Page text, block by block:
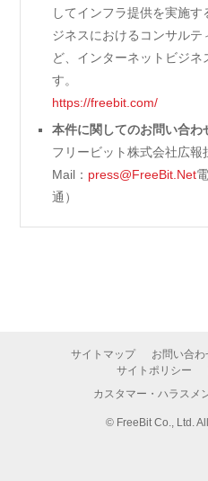
してインフラ提供を実施
ジネスにおけるコンサル
ど、インターネットビジネ
す。
https://freebit.com/
本件に関してのお問い合わ
フリービット株式会社広報
Mail： press@FreeBit.Net
通）
サイトマップ お問い合わ
サイトポリシー
カスタマー・ハラスメ
© FreeBit Co., Ltd.